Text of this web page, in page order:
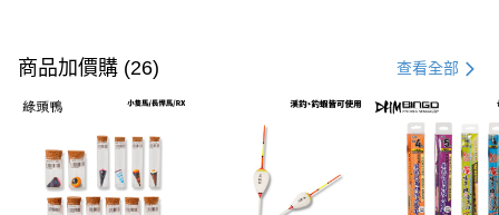
信用卡一次付款
信用卡分期付款
3 期 0 利率 每期 21家銀行
合作金庫商業銀行
第一商業銀行
華南商業銀行
彰化商業銀行
超商取貨付款
商品加價購 (26) 查看全部